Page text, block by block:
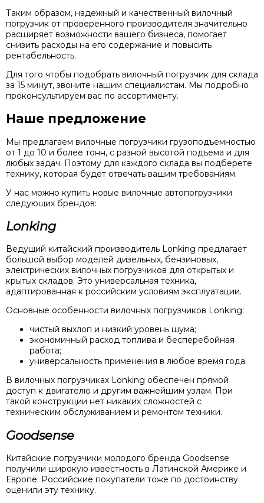
Таким образом, надежный и качественный вилочный
погрузчик от проверенного производителя значительно
расширяет возможности вашего бизнеса, помогает
снизить расходы на его содержание и повысить
рентабельность.
Для того чтобы подобрать вилочный погрузчик для склада
за 15 минут, звоните нашим специалистам. Мы подробно
проконсультируем вас по ассортименту.
Наше предложение
Мы предлагаем вилочные погрузчики грузоподъемностью
от 1 до 10 и более тонн, с разной высотой подъема и для
любых задач. Поэтому для каждого склада вы подберете
технику, которая будет отвечать вашим требованиям.
У нас можно купить новые вилочные автопогрузчики
следующих брендов:
Lonking
Ведущий китайский производитель Lonking предлагает
большой выбор моделей дизельных, бензиновых,
электрических вилочных погрузчиков для открытых и
крытых складов. Это универсальная техника,
адаптированная к российским условиям эксплуатации.
Основные особенности вилочных погрузчиков Lonking:
чистый выхлоп и низкий уровень шума;
экономичный расход топлива и бесперебойная
работа;
универсальность применения в любое время года.
В вилочных погрузчиках Lonking обеспечен прямой
доступ к двигателю и другим важнейшим узлам. При
такой конструкции нет никаких сложностей с
техническим обслуживанием и ремонтом техники.
Goodsense
Китайские погрузчики молодого бренда Goodsense
получили широкую известность в Латинской Америке и
Европе. Российские покупатели тоже по достоинству
оценили эту технику.